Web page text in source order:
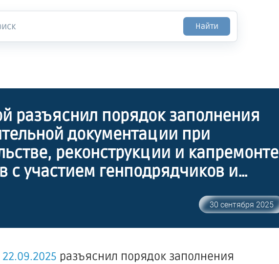
Найти
разъяснил порядок заполнения
документации при
реконструкции и капремонте
с участием генподрядчиков и
30 сентября 2025
разъяснил порядок заполнения